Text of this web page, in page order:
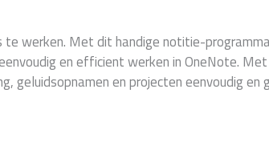
werken. Met dit handige notitie-
en efficient werken in OneNote.
geluidsopnamen en projecten eenvoudig